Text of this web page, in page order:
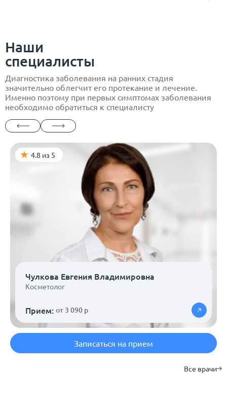
Наши
специалисты
Диагностика заболевания на ранних стадия
значительно облегчит его протекание и лечение.
Именно поэтому при первых симптомах заболевания
необходимо обратиться к специалисту
4.8 из 5
Чулкова Евгения Владимировна
Косметолог
Прием: от 3 090 р
Записаться на прием
Все врачи